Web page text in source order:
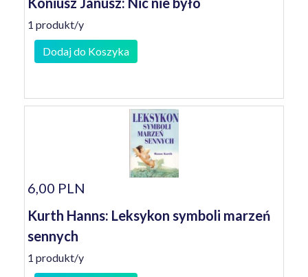
1 produkt/y
Dodaj do Koszyka
6,00 PLN
Kurth Hanns: Leksykon symboli marzeń
sennych
1 produkt/y